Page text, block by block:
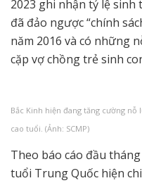
2023 ghi nhận tỷ lệ sinh
đã đảo ngược “chính
năm 2016 và có những
cặp vợ chồng trẻ sinh
Bắc Kinh hiện đang tăng cường
cao tuổi. (Ảnh: SCMP)
Theo báo cáo đầu
tuổi Trung Quốc hiện